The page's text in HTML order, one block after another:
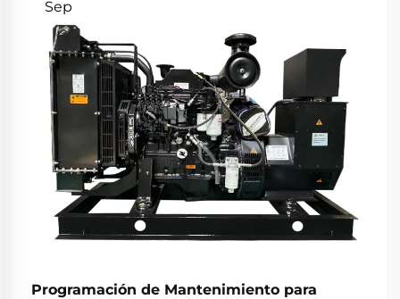
Sep
Programación de Mantenimiento para